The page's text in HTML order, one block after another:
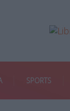
SPORTS